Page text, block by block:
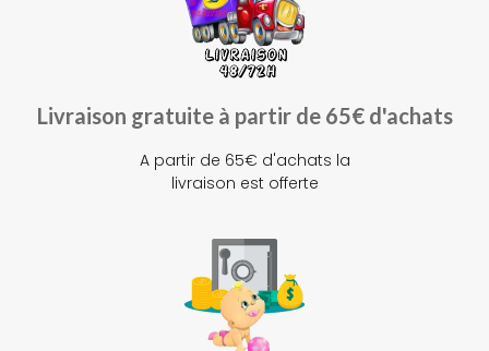
Livraison gratuite à partir de 65€ d'achats
A partir de 65€ d'achats la
livraison est offerte